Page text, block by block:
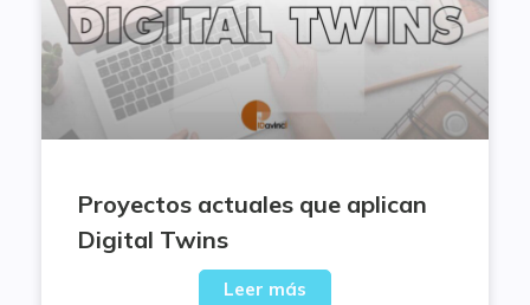
Proyectos actuales que aplican
Digital Twins
Leer más